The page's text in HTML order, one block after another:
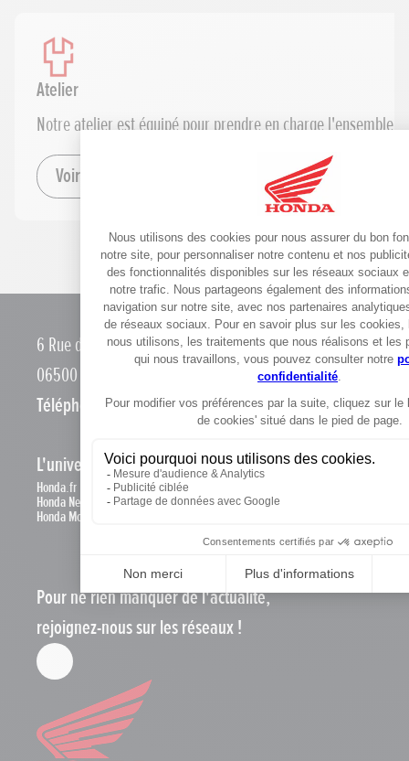
Atelier
Notre atelier est équipé pour prendre en charge l'ensemble
Voir le détail
6 Rue de la République
06500 Menton
Téléphone :0493357871
L'univers Honda
Honda.fr
Honda News
Honda Motos
Pour ne rien manquer de l'actualité,
rejoignez-nous sur les réseaux !